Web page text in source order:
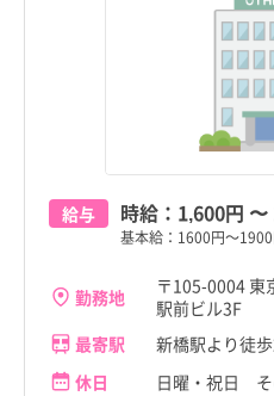
給与 時給： 1,600円 〜
基本給：1600円～
勤務地
〒105-0004 東
駅前ビル3F
最寄駅
新橋駅より徒
休日
日曜・祝日 そ